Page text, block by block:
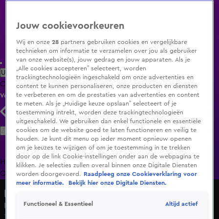
Uitzending Gemist Populaire programma's Zenders Genres
ClipsFilmsRadioSmart TV inlogShop
Volg KIJK
Zoeken
HomeUitzending Gemist Programma's De Bondgenoten
OranjezomerLivestreamsShop
Persoon valt van flat in Haarlem, politie doet onderzoek
19 juli 2025, 09:02
Jouw cookievoorkeuren
Wij en onze28 partners gebruiken cookies en vergelijkbare
technieken om informatie te verzamelen over jou als gebruiker
van onze website(s), jouw gedrag en jouw apparaten. Als je
„Alle cookies accepteren” selecteert, worden
trackingtechnologieën ingeschakeld om onze advertenties en
content te kunnen personaliseren, onze producten en diensten
te verbeteren en om de prestaties van advertenties en content
te meten. Als je „Huidige keuze opslaan” selecteert of je
toestemming intrekt, worden deze trackingtechnologieën
uitgeschakeld. We gebruiken dan enkel functionele en essentiële
cookies om de website goed te laten functioneren en veilig te
houden. Je kunt dit menu op ieder moment opnieuw openen
om je keuzes te wijzigen of om je toestemming in te trekken
door op de link Cookie-instellingen onder aan de webpagina te
klikken. Je selecties zullen overal binnen onze Digitale Diensten
worden doorgevoerd.
Raadpleeg onze Cookieverklaring voor
meer informatie.
Bekijk hier onze Digitale Diensten.
Functioneel & Essentieel Altijd actief